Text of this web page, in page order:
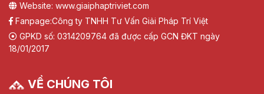
Website: www.giaiphaptriviet.com
Fanpage:Công ty TNHH Tư Vấn Giải Pháp Trí Việt
GPKD số: 0314209764 đã được cấp GCN ĐKT ngày
18/01/2017
VỀ CHÚNG TÔI